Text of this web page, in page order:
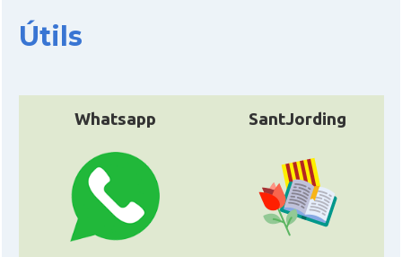
Útils
Whatsapp SantJording